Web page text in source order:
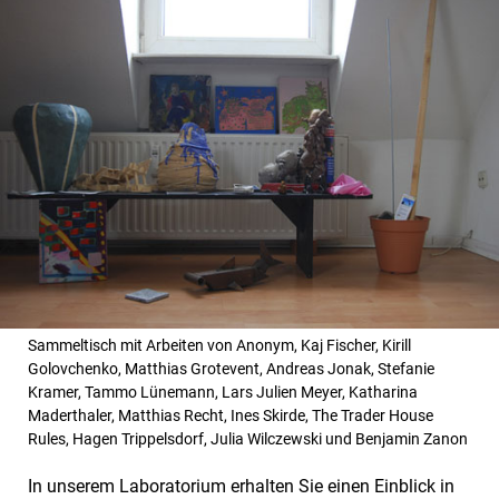
Sammeltisch mit Arbeiten von Anonym, Kaj Fischer, Kirill
Golovchenko, Matthias Grotevent, Andreas Jonak, Stefanie
Kramer, Tammo Lünemann, Lars Julien Meyer, Katharina
Maderthaler, Matthias Recht, Ines Skirde, The Trader House
Rules, Hagen Trippelsdorf, Julia Wilczewski und Benjamin Zanon
In unserem Laboratorium erhalten Sie einen Einblick in